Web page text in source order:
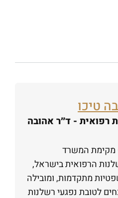
טיכו
רפואית - ד״ר אהובה
מקימת המשרד
הרפואית בישראל,
מתקדמות, ומובילה
לטובת נפגעי רשלנות